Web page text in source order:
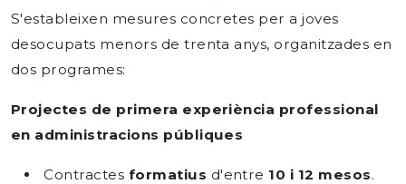
S'estableixen mesures concretes per a joves
desocupats menors de trenta anys, organitzades en
dos programes:
Projectes de primera experiència professional
en administracions públiques
Contractes formatius d'entre 10 i 12 mesos.